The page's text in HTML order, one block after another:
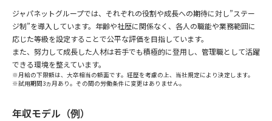
ジャパネットグループでは、それぞれの役割や成長への期待に対し”ステー
ジ制”を導入しています。年齢や社歴に関係なく、各人の職能や業務範囲に
応じた等級を設定することで公平な評価を目指しています。
また、努力して成長した人材は若手でも積極的に登用し、管理職として活躍
できる環境を整えています。
※月給の下限額は、大卒相当の額面です。経歴を考慮の上、当社規定により決定します。
※試用期間3ヵ月あり。その間の労働条件に変更はありません。
年収モデル（例）